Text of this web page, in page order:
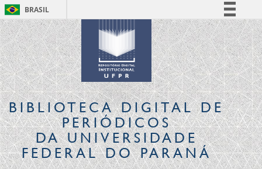
BRASIL
Simplifique!
Comunica BR
Participe
Acesso à informação
Legislação
Canais
BIBLIOTECA DIGITALDE
PERIÓDICOS
DA UNIVERSIDADE
FEDERAL DO PARANÁ